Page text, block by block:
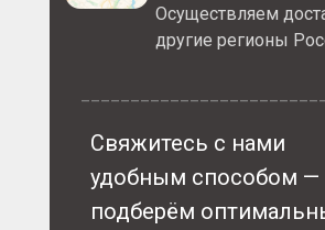
Свяжитесь с нами
удобным способом —
подберём
Осуществляем
другие регионы